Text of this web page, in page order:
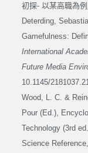
初探- 以某高職為
Deterding,
Gamefulness:
International
Future Media
10.1145/
Wood, L. C. &
Pour (Ed.),
Technology (3rd
Science